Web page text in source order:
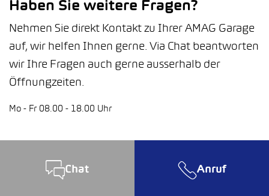
Haben Sie weitere Fragen?
Nehmen Sie direkt Kontakt zu Ihrer AMAG Garage
auf, wir helfen Ihnen gerne. Via Chat beantworten
wir Ihre Fragen auch gerne ausserhalb der
Öffnungzeiten.
Mo - Fr 08.00 - 18.00 Uhr
Chat Anruf